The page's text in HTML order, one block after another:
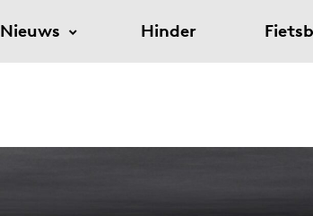
Nieuws Hinder